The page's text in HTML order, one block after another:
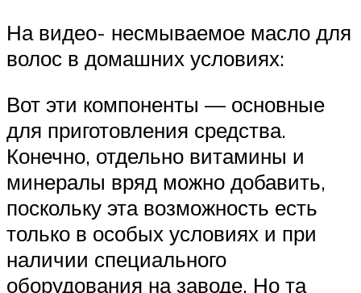
На видео- несмываемое масло для
волос в домашних условиях:
Вот эти компоненты — основные
для приготовления средства.
Конечно, отдельно витамины и
минералы вряд можно добавить,
поскольку эта возможность есть
только в особых условиях и при
наличии специального
оборудования на заводе. Но та